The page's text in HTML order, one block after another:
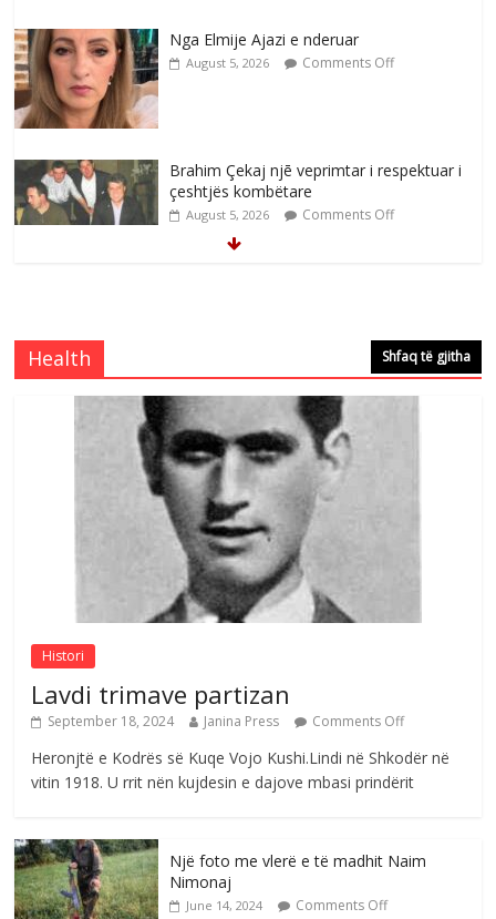
Nga Elmije Ajazi e nderuar
August 5, 2026 Comments Off
Brahim Çekaj njē veprimtar i respektuar i
çeshtjës kombëtare
August 5, 2026 Comments Off
e invalidëve në Fushë Kosovë
Comments Off
Çlirimtari Agron Gërvalla me takime pune
në atdhe të shoqerisë Levizja
August 3, 2026 Comments Off
Postim me vlera nga artistja e mirëfilltë
Mimoza Gjoni
August 6, 2026 Comments Off
Health Shfaq të gjitha
Histori
Lavdi trimave partizan
September 18, 2024 Janina Press Comments Off
Heronjtë e Kodrës së Kuqe Vojo Kushi.Lindi në Shkodër në
vitin 1918. U rrit nën kujdesin e dajove mbasi prindërit
Një foto me vlerë e të madhit Naim
Nimonaj
June 14, 2024 Comments Off